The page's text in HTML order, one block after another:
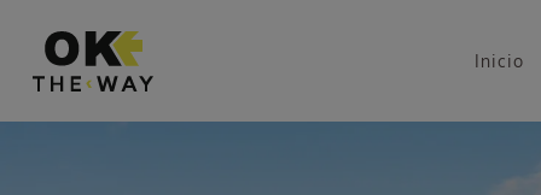
Inicio